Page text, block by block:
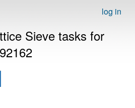
log in
Sieve tasks for